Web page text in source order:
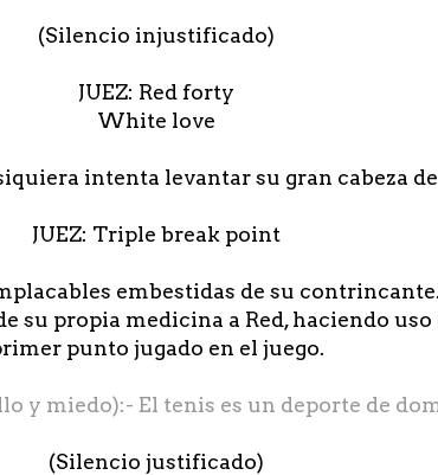
(Silencio injustificado)
JUEZ: Red forty
White love
intenta levantar su gran cabeza
JUEZ: Triple break point
embestidas de su
su propia medicina a Red, haciendo
punto jugado en el juego.
y miedo):- El tenis es un deporte de
(Silencio justificado)